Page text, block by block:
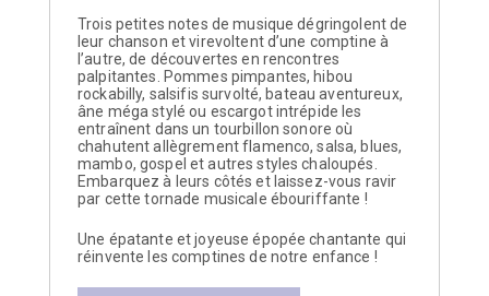
Trois petites notes de musique dégringolent de
leur chanson et virevoltent d’une comptine à
l’autre, de découvertes en rencontres
palpitantes. Pommes pimpantes, hibou
rockabilly, salsifis survolté, bateau aventureux,
âne méga stylé ou escargot intrépide les
entraînent dans un tourbillon sonore où
chahutent allègrement flamenco, salsa, blues,
mambo, gospel et autres styles chaloupés.
Embarquez à leurs côtés et laissez-vous ravir
par cette tornade musicale ébouriffante !
Une épatante et joyeuse épopée chantante qui
réinvente les comptines de notre enfance !